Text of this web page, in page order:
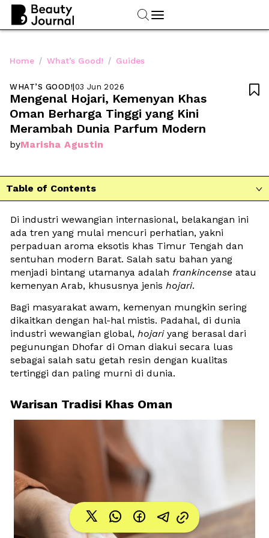
Home / What’s Good! / Guides
WHAT’S GOOD!|03 Jun 2026
Mengenal Hojari, Kemenyan Khas
Oman Berharga Tinggi yang Kini
Merambah Dunia Parfum Modern
byMarisha Agustin

Table of Contents 
Di industri wewangian internasional, belakangan ini
ada tren yang mulai mencuri perhatian, yakni
perpaduan aroma eksotis khas Timur Tengah dan
sentuhan modern Barat. Salah satu bahan yang
menjadi bintang utamanya adalah frankincense atau
kemenyan Arab, khususnya jenis hojari.
Bagi masyarakat awam, kemenyan mungkin sering
dikaitkan dengan hal-hal mistis. Padahal, di dunia
industri wewangian global, hojari yang berasal dari
pegunungan Dhofar di Oman diakui secara luas
sebagai salah satu getah resin dengan kualitas
tertinggi dan paling murni di dunia.
Warisan Tradisi Khas Oman